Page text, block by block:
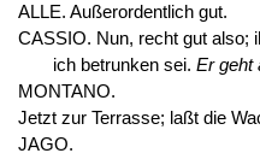
ALLE. Außerordentlich gut.
CASSIO. Nun, recht gut also;
ich betrunken sei. Er geht
MONTANO.
Jetzt zur Terrasse; laßt die
JAGO.